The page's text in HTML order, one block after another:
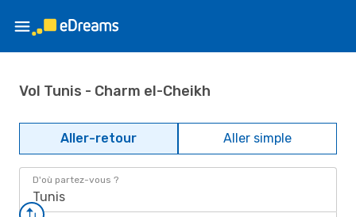
Vol Tunis - Charm el-Cheikh
Aller-retour Aller simple
D'où partez-vous ?
Tunis